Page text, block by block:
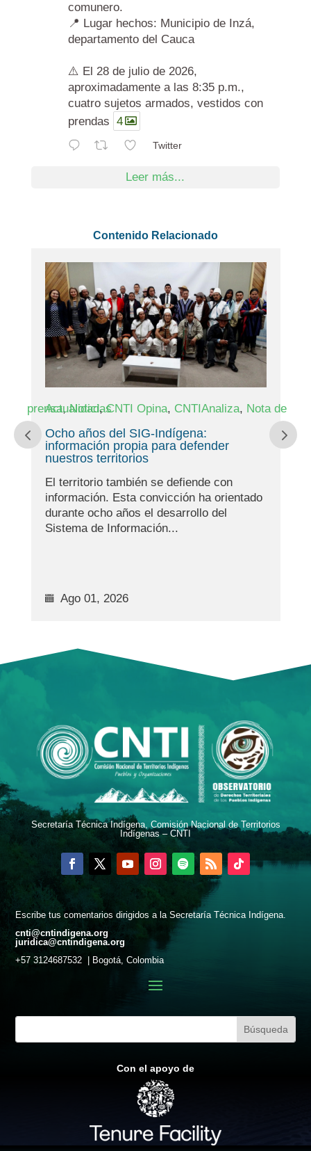
comunero.
📍 Lugar hechos: Municipio de Inzá,
departamento del Cauca
⚠️ El 28 de julio de 2026,
aproximadamente a las 8:35 p.m.,
cuatro sujetos armados, vestidos con
prendas 4
Twitter
Leer más...
Contenido Relacionado
prensa,Noticias
Actualidad,CNTI Opina,CNTIAnaliza,Nota de
Ocho años del SIG-Indígena:
información propia para defender
nuestros territorios
El territorio también se defiende con
información. Esta convicción ha orientado
durante ocho años el desarrollo del
Sistema de Información...
Ago 01, 2026
Secretaría Técnica Indígena, Comisión Nacional de Territorios
Indígenas – CNTI
Escribe tus comentarios dirigidos a la Secretaría Técnica Indígena.
cnti@cntindigena.org
juridica@cntindigena.org
+57 3124687532 | Bogotá, Colombia
Con el apoyo de